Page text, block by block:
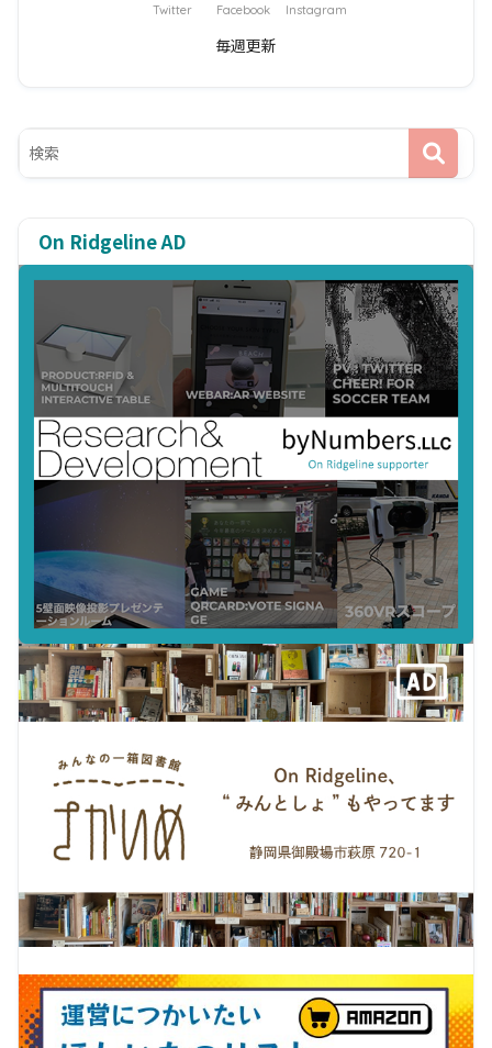
Twitter Facebook Instagram
毎週更新
On Ridgeline AD